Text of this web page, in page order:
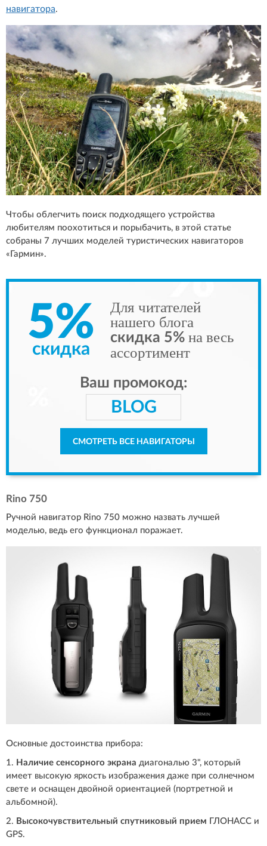
навигатора.
Чтобы облегчить поиск подходящего устройства
любителям поохотиться и порыбачить, в этой статье
собраны 7 лучших моделей туристических навигаторов
«Гармин».
5%
скидка
Для читателей
нашего блога
скидка 5% на весь
ассортимент
Ваш промокод:
BLOG
СМОТРЕТЬ ВСЕ НАВИГАТОРЫ
Rino 750
Ручной навигатор Rino 750 можно назвать лучшей
моделью, ведь его функционал поражает.
Основные достоинства прибора:
1. Наличие сенсорного экрана диагональю 3", который
имеет высокую яркость изображения даже при солнечном
свете и оснащен двойной ориентацией (портретной и
альбомной).
2. Высокочувствительный спутниковый прием ГЛОНАСС и
GPS.